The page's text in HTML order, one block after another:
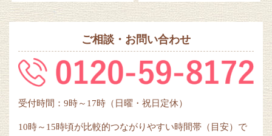
ご相談・お問い合わせ
受付時間：9時～17時（日曜・祝日定休）
10時～15時頃が比較的つながりやすい時間帯（目安）で